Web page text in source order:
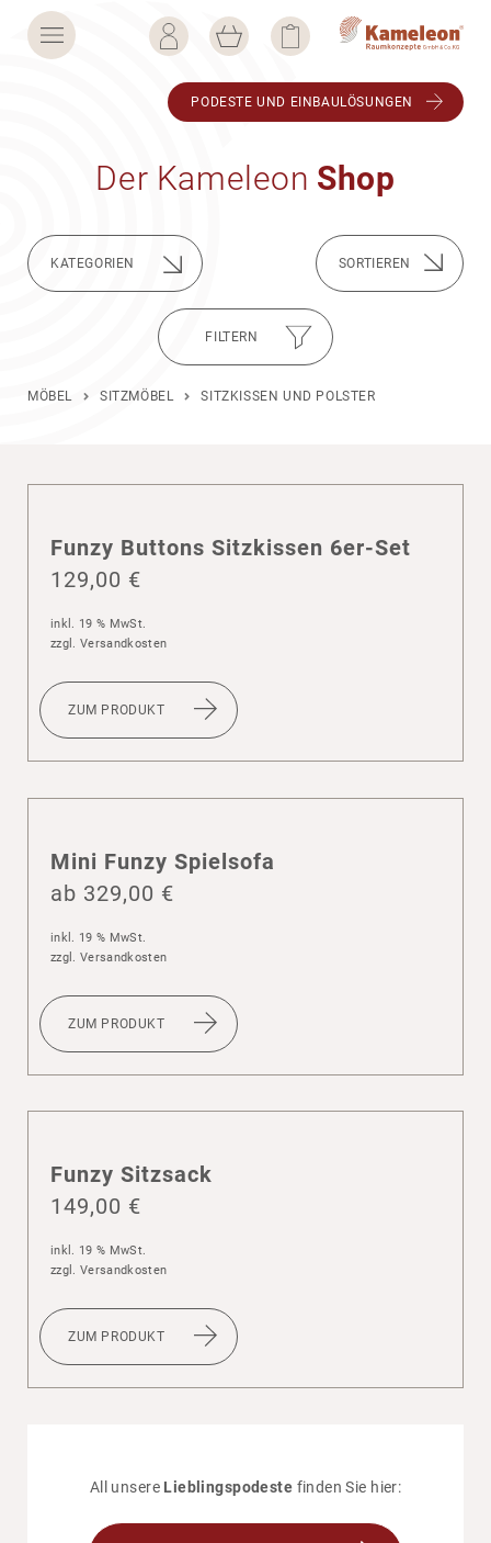
PODESTE UND EINBAU­LÖ­SUNGEN
Der Kame­leon Shop
KATE­GO­RIEN
FILTERN
MÖBEL SITZMÖBEL SITZKISSEN UND POLSTER
Funzy Buttons Sitz­kissen 6er-Set
129,00 €
inkl. 19 % MwSt.
zzgl. Versandkosten
ZUM PRODUKT
Mini Funzy Spiel­sofa
ab 329,00 €
inkl. 19 % MwSt.
zzgl. Versandkosten
ZUM PRODUKT
Funzy Sitz­sack
149,00 €
inkl. 19 % MwSt.
zzgl. Versandkosten
ZUM PRODUKT
All unsere Lieblingspodeste finden Sie hier: